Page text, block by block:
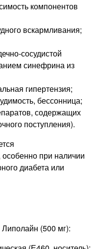
компонентов
вскармливания;
сосудистой
синефрина из
гипертензия;
бессонница;
содержащих
поступления).
особенно при наличии
диабета или
(500 мг):